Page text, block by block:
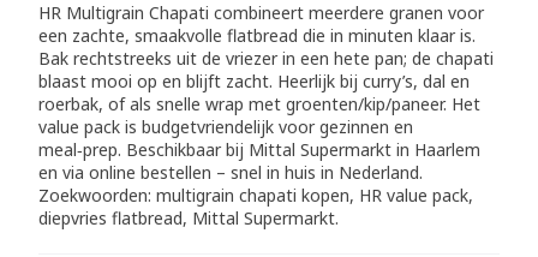
HR Multigrain Chapati combineert meerdere granen voor
een zachte, smaakvolle flatbread die in minuten klaar is.
Bak rechtstreeks uit de vriezer in een hete pan; de chapati
blaast mooi op en blijft zacht. Heerlijk bij curry’s, dal en
roerbak, of als snelle wrap met groenten/kip/paneer. Het
value pack is budgetvriendelijk voor gezinnen en
meal‑prep. Beschikbaar bij Mittal Supermarkt in Haarlem
en via online bestellen – snel in huis in Nederland.
Zoekwoorden: multigrain chapati kopen, HR value pack,
diepvries flatbread, Mittal Supermarkt.